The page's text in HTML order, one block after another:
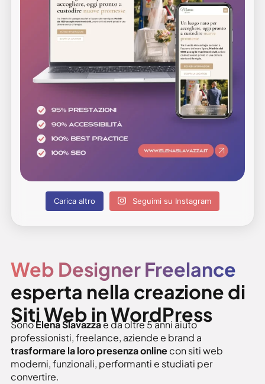
Carica altro Seguimi su Instagram
Web Designer Freelance
esperta nella creazione di
Siti Web in WordPress
SonoElena Slavazzae da oltre 5 anni aiuto
professionisti, freelance, aziende e brand a
trasformare la loro presenza onlinecon siti web
moderni, funzionali, performanti e studiati per
convertire.